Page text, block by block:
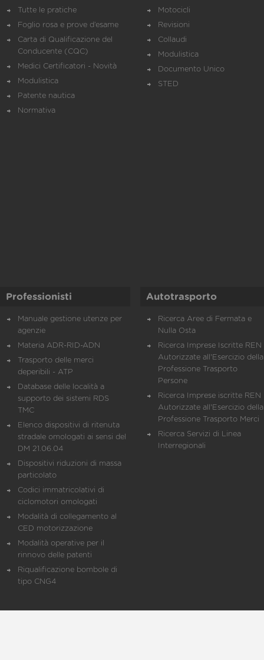
Tutte le pratiche
Foglio rosa e prove d’esame
Carta di Qualificazione del
Conducente (CQC)
Medici Certificatori - Novità
Modulistica
Patente nautica
Normativa
Motocicli
Revisioni
Collaudi
Modulistica
Documento Unico
STED
Professionisti
Manuale gestione utenze per
agenzie
Materia ADR-RID-ADN
Trasporto delle merci
deperibili - ATP
Database delle località a
supporto dei sistemi RDS
TMC
Elenco dispositivi di ritenuta
stradale omologati ai sensi del
DM 21.06.04
Dispositivi riduzioni di massa
particolato
Codici immatricolativi di
ciclomotori omologati
Modalità di collegamento al
CED motorizzazione
Modalità operative per il
rinnovo delle patenti
Riqualificazione bombole di
tipo CNG4
Autotrasporto
Ricerca Aree di Fermata e
Nulla Osta
Ricerca Imprese Iscritte REN
Autorizzate all'Esercizio della
Professione Trasporto
Persone
Ricerca Imprese iscritte REN
Autorizzate all'Esercizio della
Professione Trasporto Merci
Ricerca Servizi di Linea
Interregionali